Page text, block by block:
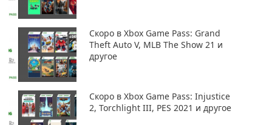
Скоро в Xbox Game Pass: Grand
Theft Auto V, MLB The Show 21 и
другое
Скоро в Xbox Game Pass: Injustice
2, Torchlight III, PES 2021 и другое